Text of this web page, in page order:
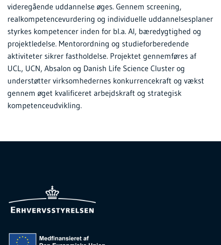
videregående uddannelse øges. Gennem screening,
realkompetencevurdering og individuelle uddannelsesplaner
styrkes kompetencer inden for bl.a. AI, bæredygtighed og
projektledelse. Mentorordning og studieforberedende
aktiviteter sikrer fastholdelse. Projektet gennemføres af
UCL, UCN, Absalon og Danish Life Science Cluster og
understøtter virksomhedernes konkurrencekraft og vækst
gennem øget kvalificeret arbejdskraft og strategisk
kompetenceudvikling.